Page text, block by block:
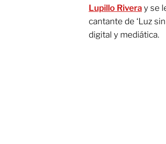
Lupillo Rivera y se
cantante de ‘Luz
digital y mediática.